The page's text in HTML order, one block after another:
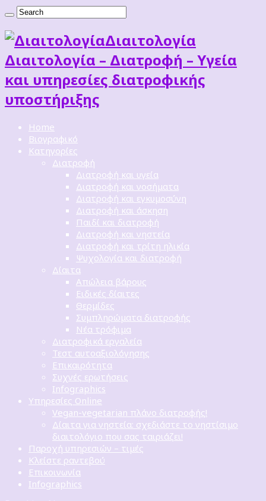
Διαιτoλογία
Διαιτολογία – Διατροφή – Υγεία
και υπηρεσίες διατροφικής
υποστήριξης
Home
Βιογραφικό
Κατηγορίες
Διατροφή
Διατροφή και υγεία
Διατροφή και νοσήματα
Διατροφή και εγκυμοσύνη
Διατροφή και άσκηση
Παιδί και διατροφή
Διατροφή και νηστεία
Διατροφή και τρίτη ηλικία
Ψυχολογία και διατροφή
Δίαιτα
Απώλεια βάρους
Ειδικές δίαιτες
Θερμίδες
Συμπληρώματα διατροφής
Νέα τρόφιμα
Διατροφικά εργαλεία
Τεστ αυτοαξιολόγησης
Επικαιρότητα
Συχνές ερωτήσεις
Infographics
Υπηρεσίες Online
Vegan-vegetarian πλάνο διατροφής!
Δίαιτα για νηστεία: σχεδιάστε το νηστίσιμο
διαιτολόγιο που σας ταιριάζει!
Παροχή υπηρεσιών – τιμές
Κλείστε ραντεβού
Επικοινωνία
Infographics